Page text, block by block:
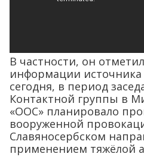
В частности, он
информации источника
сегодня, в период
Контактной группы в
«ООС» планировало
вооруженной
Славяносербском
применением тяжёлой